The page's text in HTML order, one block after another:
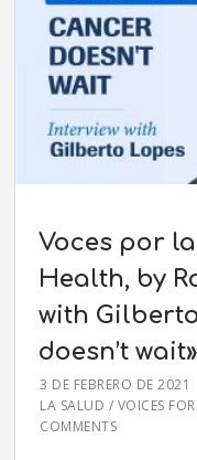
Voces por
Health, by
with
doesn’t wait»
3 DE FEBRERO DE 2021
LA SALUD / VOICES
COMMENTS